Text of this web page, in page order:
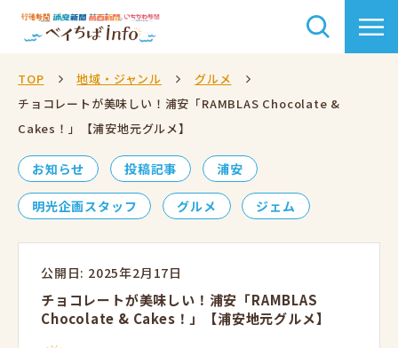
TOP 地域・ジャンル
グルメ
チョコレートが美味しい！浦安「RAMBLAS Chocolate &
Cakes！」【浦安地元グルメ】
お知らせ 投稿記事 浦安
明光企画スタッフ グルメ ジェム
公開日: 2025年2月17日
チョコレートが美味しい！浦安「RAMBLAS
Chocolate & Cakes！」【浦安地元グルメ】